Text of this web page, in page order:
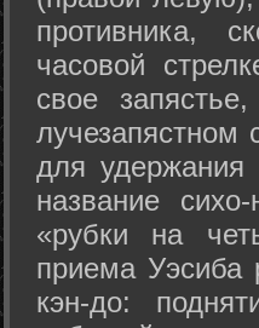
противника,
часовой
свое
лучезапястном
для удержания
название
«рубки на
приема Уэсиба
кэн-до: